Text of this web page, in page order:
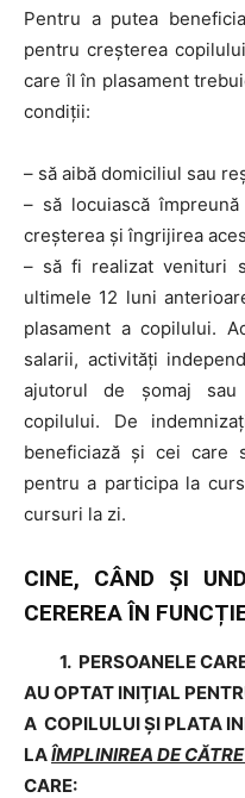
Pentru a putea
pentru creşterea
care îl în plasament
condiţii:
– să aibă domiciliul sau
– să locuiască
creşterea şi îngrijirea
– să fi realizat venituri
ultimele 12 luni
plasament a copilului.
salarii, activităţi
ajutorul de şomaj
copilului. De
beneficiază şi cei care
pentru a participa la
cursuri la zi.
CINE, CÂND ȘI
CEREREA ÎN
1. PERSOANELE
AU OPTAT INIŢIAL
A COPILULUI ŞI PLATA
LAÎMPLINIREA DE
CARE: